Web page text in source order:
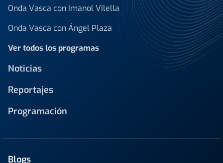
Onda Vasca con Imanol Vilella
Onda Vasca con Ángel Plaza
Ver todos los programas
Noticias
Reportajes
Programación
Blogs